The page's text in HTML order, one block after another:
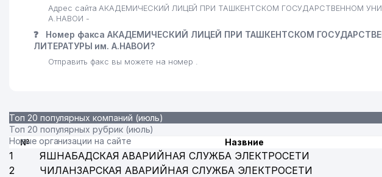
Адрес сайта АКАДЕМИЧЕСКИЙ ЛИЦЕЙ ПРИ ТАШКЕНТСКОМ ГОСУДАРСТВЕННОМ
А.НАВОИ -
❓
Номер факса АКАДЕМИЧЕСКИЙ ЛИЦЕЙ ПРИ ТАШКЕНТСКОМ
ЛИТЕРАТУРЫ им. А.НАВОИ?
Отправить факс вы можете на номер .
Топ 20 популярных компаний (июль)
Топ 20 популярных рубрик (июль)
Новые организации на сайте
№ Назвние
1 ЯШНАБАДСКАЯ АВАРИЙНАЯ СЛУЖБА ЭЛЕКТРОСЕТИ
2
ЧИЛАНЗАРСКАЯ АВАРИЙНАЯ СЛУЖБА ЭЛЕКТРОСЕТИ